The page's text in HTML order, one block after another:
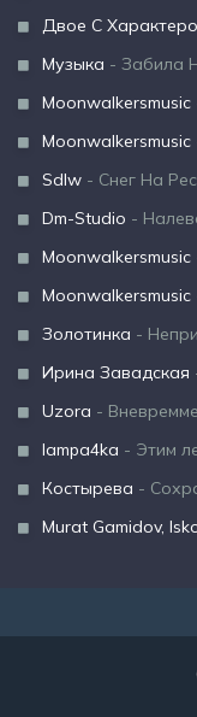
Двое С
Музыка - Забила
Moonwalkersmusic
Moonwalkersmusic
Sdlw - Снег На
Dm-Studio -
Moonwalkersmusic
Moonwalkersmusic
Золотинка -
Ирина Завадская
Uzora -
lampa4ka - Этим
Костырева -
Murat Gamidov,